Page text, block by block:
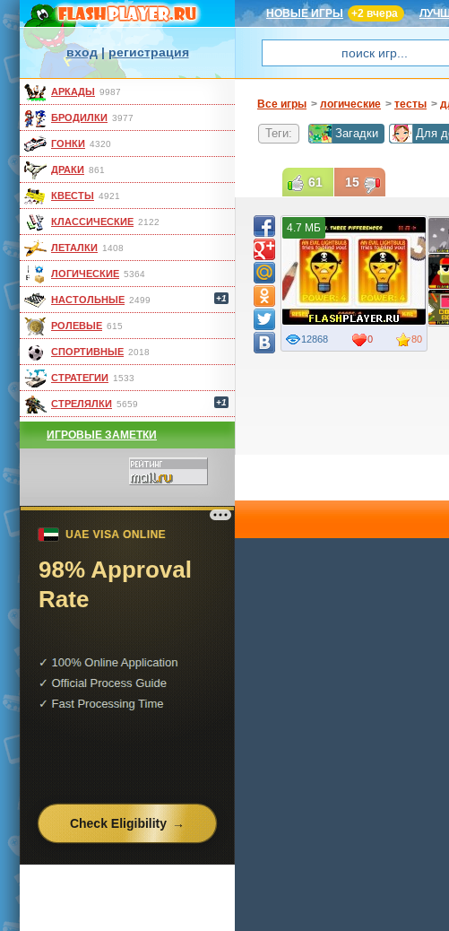
НОВЫЕ ИГРЫ +2 вчера
вход|регистрация
АРКАДЫ 9987
БРОДИЛКИ 3977
ГОНКИ 4320
ДРАКИ 861
КВЕСТЫ 4921
КЛАССИЧЕСКИЕ 2122
ЛЕТАЛКИ 1408
ЛОГИЧЕСКИЕ 5364
НАСТОЛЬНЫЕ 2499 +1
РОЛЕВЫЕ 615
СПОРТИВНЫЕ 2018
СТРАТЕГИИ 1533
СТРЕЛЯЛКИ 5659 +1
ИГРОВЫЕ ЗАМЕТКИ
Все игры > логические > тесты >
Теги: Загадки Для
80
12868 0
4.7 МБ
61 15